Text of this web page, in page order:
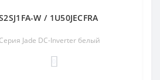
W / 1U50JECFRA
Jade DC-Inverter белый